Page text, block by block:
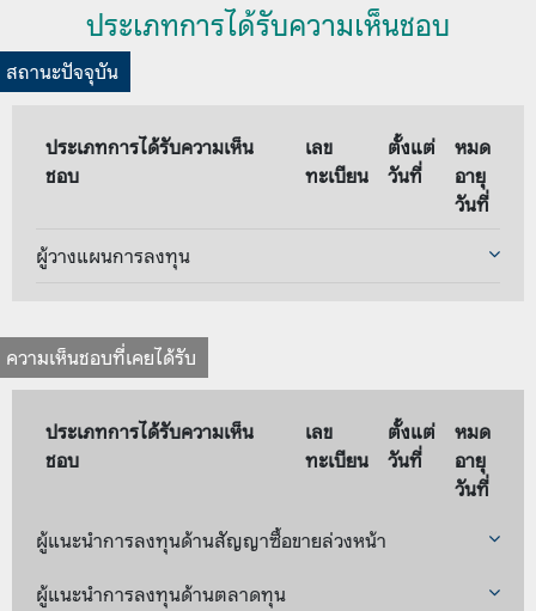
ประเภทการได้รับความเห็นชอบ
สถานะปัจจุบัน
ประเภทการได้รับความเห็น
ชอบ
เลข
ทะเบียน
ตั้งแต่
วันที่
หมด
อายุ
วันที่
ผู้วางแผนการลงทุน
ความเห็นชอบที่เคยได้รับ
ประเภทการได้รับความเห็น
ชอบ
เลข
ทะเบียน
ตั้งแต่
วันที่
หมด
อายุ
วันที่
ผู้แนะนำการลงทุนด้านสัญญาซื้อขายล่วงหน้า
ผู้แนะนำการลงทุนด้านตลาดทุน